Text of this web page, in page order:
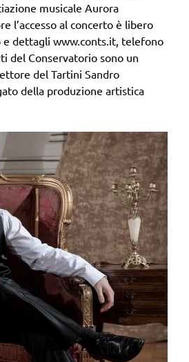
musicale Aurora
l’accesso al concerto è libero
dettagli www.conts.it, telefono
del Conservatorio sono un
del Tartini Sandro
della produzione artistica